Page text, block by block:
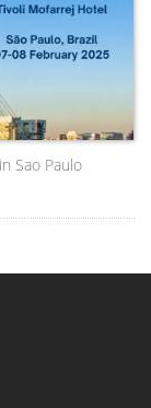
Sao Paulo